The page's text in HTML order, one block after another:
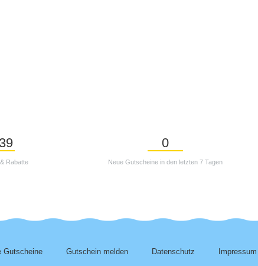
Rabatte
0
Neue Gutscheine in den letzten 7 Tagen
Gutscheine Gutschein melden Datenschutz Impressum